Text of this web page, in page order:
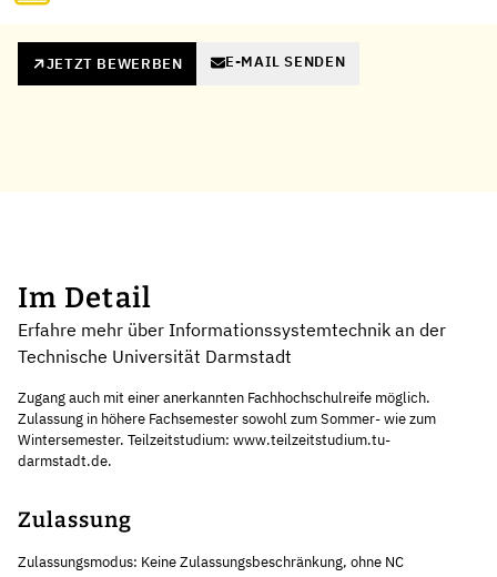
JETZT BEWERBEN E-MAIL SENDEN
Im Detail
Erfahre mehr über Informationssystemtechnik an der
Technische Universität Darmstadt
Zugang auch mit einer anerkannten Fachhochschulreife möglich.
Zulassung in höhere Fachsemester sowohl zum Sommer- wie zum
Wintersemester. Teilzeitstudium: www.teilzeitstudium.tu-
darmstadt.de.
Zulassung
Zulassungsmodus: Keine Zulassungsbeschränkung, ohne NC